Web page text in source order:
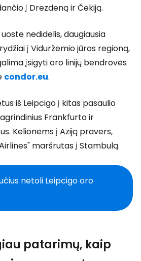
į Drezdeną ir Čekiją.
nedidelis, daugiausia
į Viduržemio jūros regioną,
įsigyti oro linijų bendrovės
condor.eu.
iš Leipcigo į kitas pasaulio
Frankfurto ir
Kelionėms į Aziją pravers,
maršrutas į Stambulą.
netoli Leipcigo oro
patarimų, kaip